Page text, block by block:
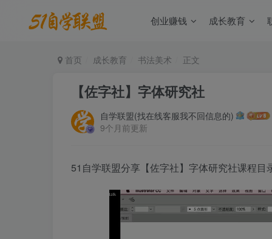
创业赚钱 成长教育
首页 成长教育 书法美术 正文
【佐字社】字体研究社
自学联盟(找在线客服我不回信息的)
9个月前更新
51自学联盟分享【佐字社】字体研究社课程目